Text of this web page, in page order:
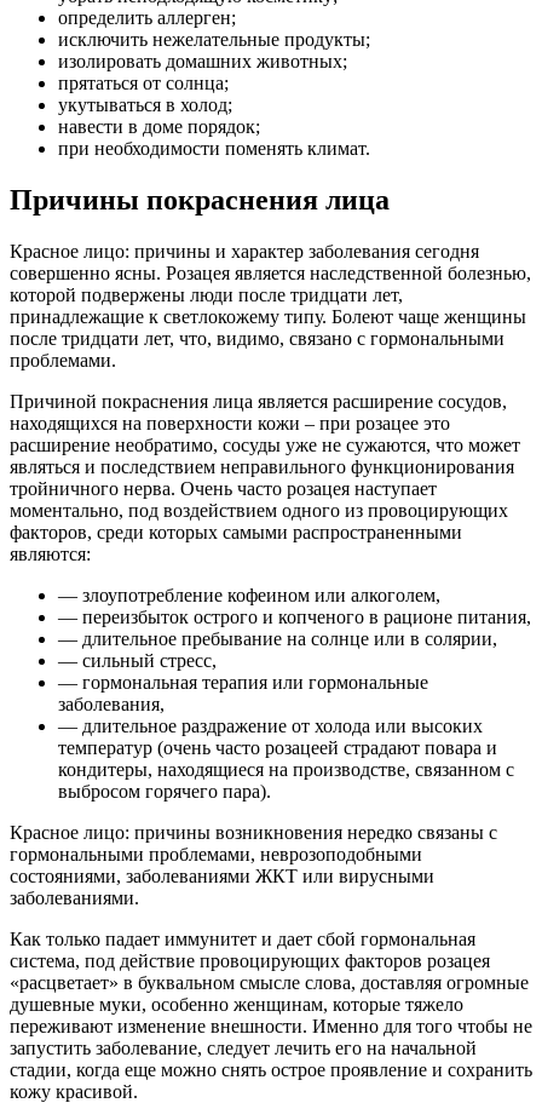
определить аллерген;
исключить нежелательные продукты;
изолировать домашних животных;
прятаться от солнца;
укутываться в холод;
навести в доме порядок;
при необходимости поменять климат.
Причины покраснения лица
Красное лицо: причины и характер заболевания сегодня
совершенно ясны. Розацея является наследственной болезнью,
которой подвержены люди после тридцати лет,
принадлежащие к светлокожему типу. Болеют чаще женщины
после тридцати лет, что, видимо, связано с гормональными
проблемами.
Причиной покраснения лица является расширение сосудов,
находящихся на поверхности кожи – при розацее это
расширение необратимо, сосуды уже не сужаются, что может
являться и последствием неправильного функционирования
тройничного нерва. Очень часто розацея наступает
моментально, под воздействием одного из провоцирующих
факторов, среди которых самыми распространенными
являются:
— злоупотребление кофеином или алкоголем,
— переизбыток острого и копченого в рационе питания,
— длительное пребывание на солнце или в солярии,
— сильный стресс,
— гормональная терапия или гормональные
заболевания,
— длительное раздражение от холода или высоких
температур (очень часто розацеей страдают повара и
кондитеры, находящиеся на производстве, связанном с
выбросом горячего пара).
Красное лицо: причины возникновения нередко связаны с
гормональными проблемами, неврозоподобными
состояниями, заболеваниями ЖКТ или вирусными
заболеваниями.
Как только падает иммунитет и дает сбой гормональная
система, под действие провоцирующих факторов розацея
«расцветает» в буквальном смысле слова, доставляя огромные
душевные муки, особенно женщинам, которые тяжело
переживают изменение внешности. Именно для того чтобы не
запустить заболевание, следует лечить его на начальной
стадии, когда еще можно снять острое проявление и сохранить
кожу красивой.